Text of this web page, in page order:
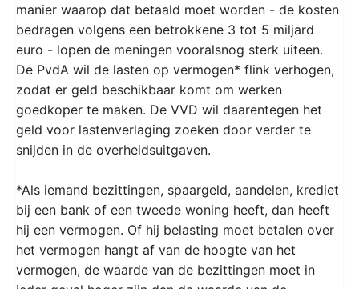
manier waarop dat betaald moet worden - de kosten
bedragen volgens een betrokkene 3 tot 5 miljard
euro - lopen de meningen vooralsnog sterk uiteen.
De PvdA wil de lasten op vermogen* flink verhogen,
zodat er geld beschikbaar komt om werken
goedkoper te maken. De VVD wil daarentegen het
geld voor lastenverlaging zoeken door verder te
snijden in de overheidsuitgaven.
*Als iemand bezittingen, spaargeld, aandelen, krediet
bij een bank of een tweede woning heeft, dan heeft
hij een vermogen. Of hij belasting moet betalen over
het vermogen hangt af van de hoogte van het
vermogen, de waarde van de bezittingen moet in